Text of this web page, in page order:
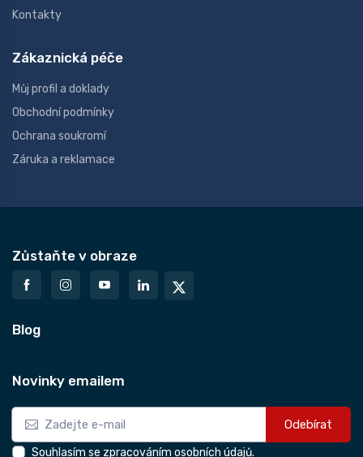
Kontakty
Zákaznická péče
Můj profil a doklady
Obchodní podmínky
Ochrana soukromí
Záruka a reklamace
Zůstaňte v obraze
Blog
Novinky emailem
Odebírat
Souhlasím se zpracováním osobních údajů.